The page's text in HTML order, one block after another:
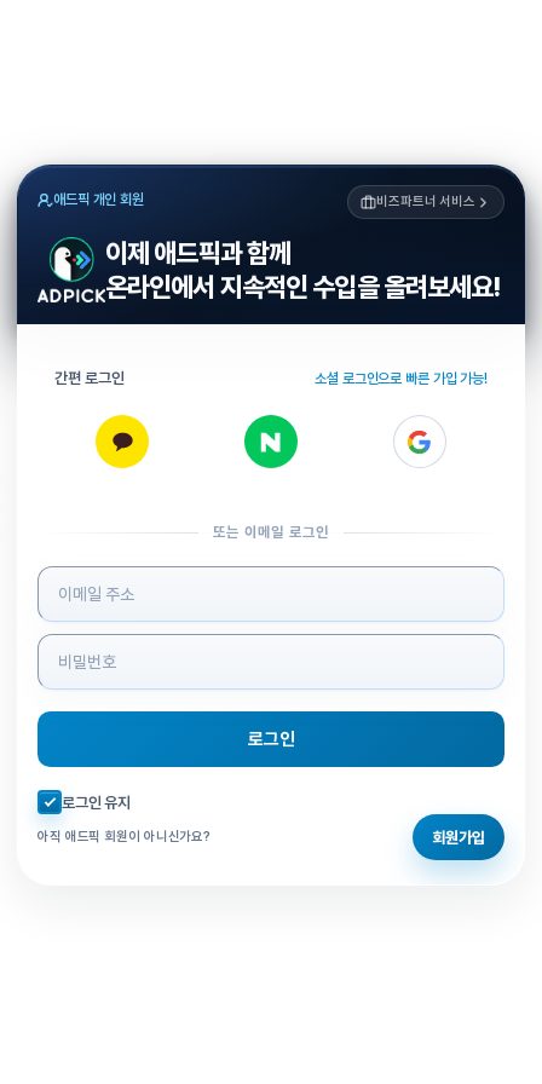
애드픽 개인 회원 비즈파트너 서비스
이제 애드픽과 함께
온라인에서 지속적인 수입을 올려보세요!
간편 로그인 소셜 로그인으로 빠른 가입 가능!
또는 이메일 로그인
로그인 정보 입력
로그인
자동로그인 체크
로그인 유지
아직 애드픽 회원이 아니신가요? 회원가입